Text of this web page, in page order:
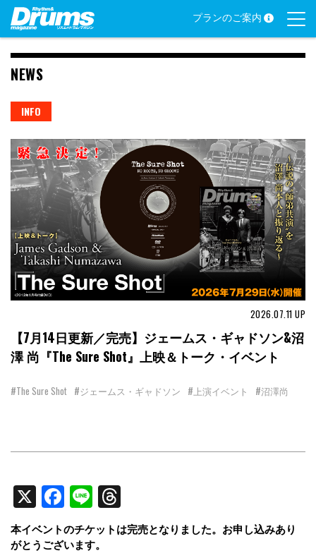
Skip
content
プランのご案内
NEWS
INFO
2026.07.11 UP
【7月14日更新／完売】ジェームス・ギャドソン&沼
澤 尚『The Sure Shot』上映＆トーク・イベント
#The Sure Shot #ジェームス・ギャドソン #上演イベント #沼澤尚
X Facebook
Line
本イベントのチケットは完売となりました。お申し込みあり
がとうございます。